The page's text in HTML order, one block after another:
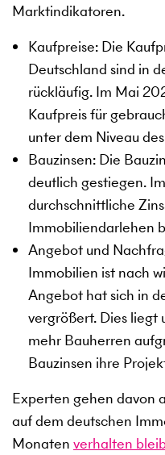
Marktindikatoren.
Kaufpreise: Die
Deutschland sind in
rückläufig. Im Mai
Kaufpreis für
unter dem Niveau
Bauzinsen: Die
deutlich gestiegen.
durchschnittliche
Immobiliendarlehen
Angebot und
Immobilien ist nach
Angebot hat sich in
vergrößert. Dies liegt
mehr Bauherren
Bauzinsen ihre
Experten gehen davon
auf dem deutschen
Monaten verhalten